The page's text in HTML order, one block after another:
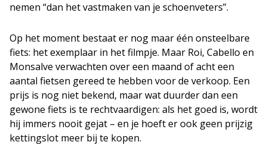
nemen “dan het vastmaken van je schoenveters”.
Op het moment bestaat er nog maar één onsteelbare
fiets: het exemplaar in het filmpje. Maar Roi, Cabello en
Monsalve verwachten over een maand of acht een
aantal fietsen gereed te hebben voor de verkoop. Een
prijs is nog niet bekend, maar wat duurder dan een
gewone fiets is te rechtvaardigen: als het goed is, wordt
hij immers nooit gejat – en je hoeft er ook geen prijzig
kettingslot meer bij te kopen.